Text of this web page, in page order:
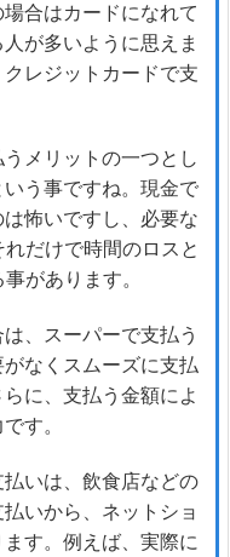
合はカードになれて
が多いように思えま
レジットカードで支
メリットの一つとし
う事ですね。現金で
怖いですし、必要な
だけで時間のロスと
があります。
、スーパーで支払う
なくスムーズに支払
に、支払う金額によ
す。
いは、飲食店などの
いから、ネットショ
す。例えば、実際に